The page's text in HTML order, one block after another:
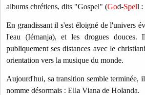
albums chrétiens, dits "Gospel" (God-Spell :
En grandissant il s'est éloigné de l'univers
l'eau (Iémanja), et les drogues
publiquement ses distances avec le
orientation vers la musique du monde.
Aujourd'hui, sa transition semble terminée,
nomme désormais : Ella Viana de Holanda.